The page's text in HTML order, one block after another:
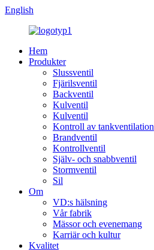
English
Hem
Produkter
Slussventil
Fjärilsventil
Backventil
Kulventil
Kulventil
Kontroll av tankventilation
Brandventil
Kontrollventil
Själv- och snabbventil
Stormventil
Sil
Om
VD:s hälsning
Vår fabrik
Mässor och evenemang
Karriär och kultur
Kvalitet